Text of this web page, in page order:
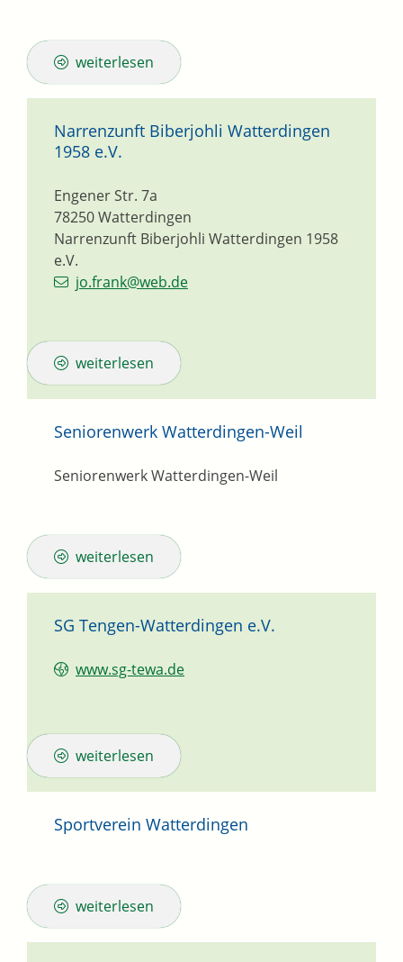
weiterlesen
Narrenzunft Biberjohli Watterdingen
1958 e.V.
Narrenzunft Biberjohli Watterdingen 1958
e.V.
Engener Str. 7a
78250Watterdingen
jo.frank@web.de
weiterlesen
Seniorenwerk Watterdingen-Weil
Seniorenwerk Watterdingen-Weil
weiterlesen
SG Tengen-Watterdingen e.V.
www.sg-tewa.de
weiterlesen
Sportverein Watterdingen
weiterlesen